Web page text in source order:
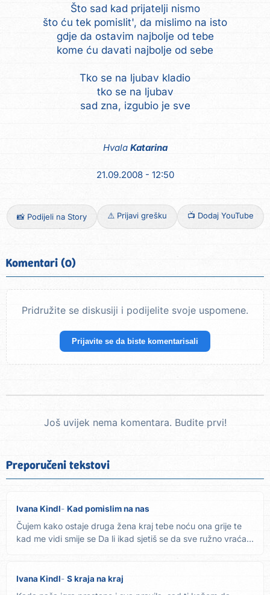
Što sad kad prijatelji nismo
što ću tek pomislit', da mislimo na isto
gdje da ostavim najbolje od tebe
kome ću davati najbolje od sebe
Tko se na ljubav kladio
tko se na ljubav
Hvala Katarina
21.09.2008 - 12:50
📸 Podijeli na Story ⚠️ Prijavi grešku 📺 Dodaj YouTube
Komentari (0)
Pridružite se diskusiji i podijelite svoje uspomene.
Prijavite se da biste komentarisali
Još uvijek nema komentara. Budite prvi!
Preporučeni tekstovi
Ivana Kindl Kad pomislim na nas
Čujem kako ostaje druga žena kraj tebe noću ona grije te
kad me vidi smije se Da li ikad sjetiš se da sve ružno vraća...
Ivana Kindl S kraja na kraj